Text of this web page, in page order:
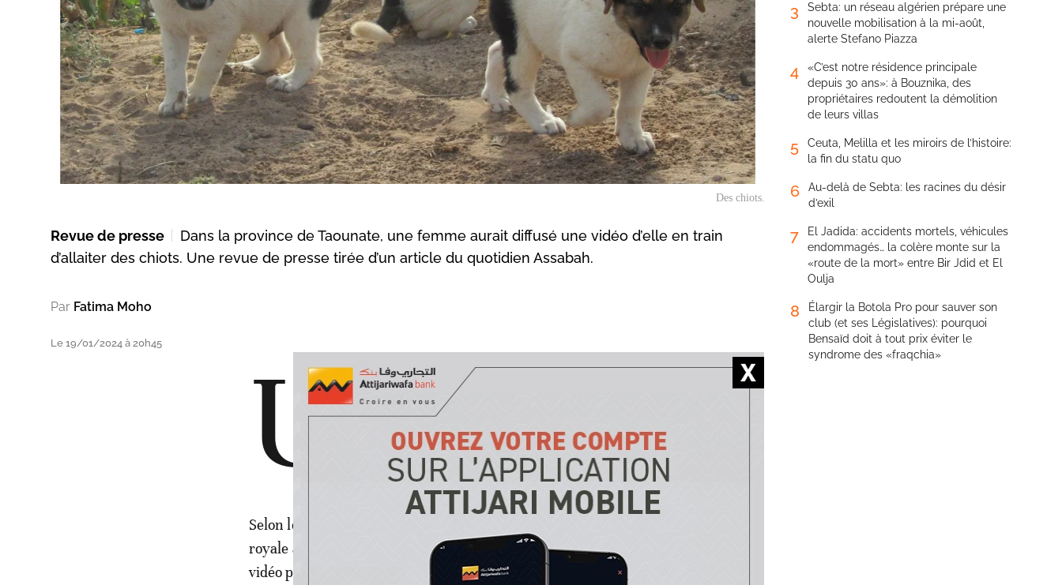
Des chiots.
Revue de presse
Dans la province de Taounate, une femme aurait diffusé une vidéo d’elle en train
d’allaiter des chiots. Une revue de presse tirée d’un article du quotidien Assabah.
Par Fatima Moho
Le 19/01/2024 à 20h45 U ne année 2024 qui commence sous le signe du chien! Après une
affaire de prétendue zoophilie à Khémisset, voilà qu’une autre
affaire du même genre secoue la province de Taouante, dans le
nord du pays.
Selon le quotidien
royale aurait auditionné, jeudi dernier, une femme de Tafrant au sujet d’une
vidéo partagée sur Facebook, puis largement reprise sur les applications de
3
Sebta: un réseau algérien prépare une
nouvelle mobilisation à la mi-août,
alerte Stefano Piazza
4
«C’est notre résidence principale
depuis 30 ans»: à Bouznika, des
propriétaires redoutent la démolition
de leurs villas
5
Ceuta, Melilla et les miroirs de l’histoire:
la fin du statu quo
6
Au-delà de Sebta: les racines du désir
d’exil
7
El Jadida: accidents mortels, véhicules
endommagés… la colère monte sur la
«route de la mort» entre Bir Jdid et El
Oulja
8
Élargir la Botola Pro pour sauver son
club (et ses Législatives): pourquoi
Bensaïd doit à tout prix éviter le
syndrome des «fraqchia»